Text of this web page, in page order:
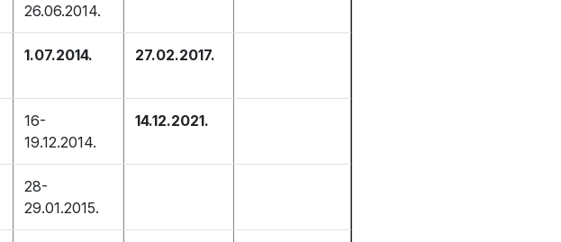
26.06.2014.
1.07.2014. 27.02.2017.
16-
19.12.2014.
14.12.2021.
28-
29.01.2015.